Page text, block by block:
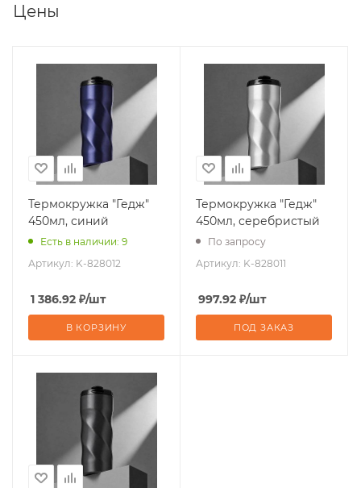
Цены
Термокружка "Гедж"
450мл, синий
Есть в наличии: 9
Артикул: K-828012
1 386.92 ₽/шт
В КОРЗИНУ
Термокружка "Гедж"
450мл, серебристый
По запросу
Артикул: K-828011
997.92 ₽/шт
ПОД ЗАКАЗ